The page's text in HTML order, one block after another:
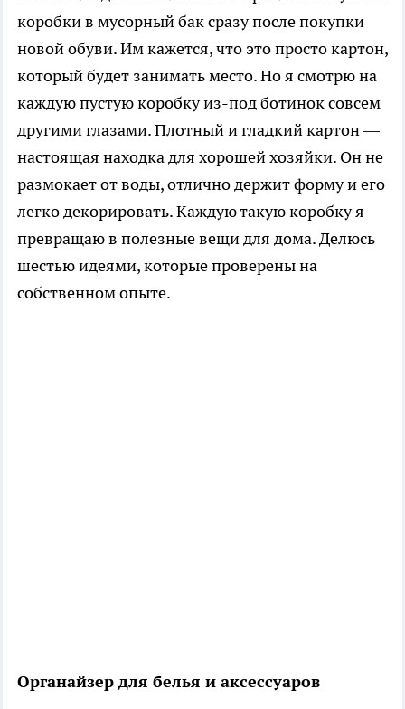
коробки в мусорный бак сразу после покупки
новой обуви. Им кажется, что это просто картон,
который будет занимать место. Но я смотрю на
каждую пустую коробку из-под ботинок совсем
другими глазами. Плотный и гладкий картон —
настоящая находка для хорошей хозяйки. Он не
размокает от воды, отлично держит форму и его
легко декорировать. Каждую такую коробку я
превращаю в полезные вещи для дома. Делюсь
шестью идеями, которые проверены на
собственном опыте.
Органайзер для белья и аксессуаров